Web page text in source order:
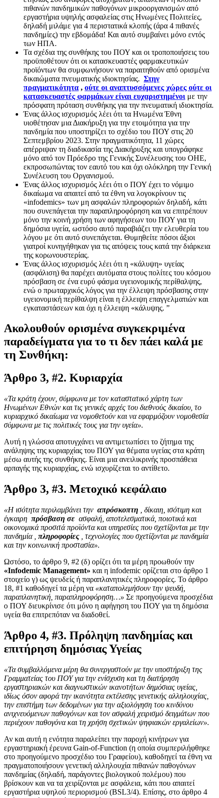
πιθανών πανδημικών παθογόνων μικροοργανισμών από
εργαστήρια υψηλής ασφαλείας στις Ηνωμένες Πολιτείες,
δηλαδή μιλάμε για 4 περιστατικά κλοπής (άρα 4 πιθανές
πανδημίες) την εβδομάδα! Και αυτό συμβαίνει μόνο εντός
των ΗΠΑ.
Τα σχέδια της συνθήκης του ΠΟΥ και οι τροποποιήσεις του
προϋποθέτουν ότι οι κατασκευαστές φαρμακευτικών
προϊόντων θα συμφωνήσουν να παραιτηθούν από ορισμένα
δικαιώματα πνευματικής ιδιοκτησίας. Στην
πραγματικότητα , ούτε οι αναπτυσσόμενες χώρες ούτε οι
κατασκευαστές φαρμάκων είναι ευχαριστημένοι με την
πρόσφατη πρόταση συνθήκης για την πνευματική ιδιοκτησία.
Ένας άλλος ισχυρισμός λέει ότι τα Ηνωμένα Έθνη
υιοθέτησαν μια Διακήρυξη για την ετοιμότητα για την
πανδημία που υποστηρίζει το σχέδιο του ΠΟΥ στις 20
Σεπτεμβρίου 2023. Στην πραγματικότητα, 11 χώρες
απέρριψαν τη διαδικασία της Διακήρυξης και υπογράφηκε
μόνο από τον Πρόεδρο της Γενικής Συνέλευσης του ΟΗΕ,
εκπροσωπώντας τον εαυτό του και όχι ολόκληρη την Γενική
Συνέλευση του Οργανισμού.
Ένας άλλος ισχυρισμός λέει ότι ο ΠΟΥ έχει το νόμιμο
δικαίωμα να απαιτεί από τα έθνη να λογοκρίνουν τις
«infodemics» των μη ασφαλών πληροφοριών δηλαδή, κάτι
που συνεπάγεται την παραπληροφόρηση και να επιτρέπουν
μόνο την κοινή χρήση των αφηγήσεων του ΠΟΥ για τη
δημόσια υγεία, ωστόσο αυτό παραβιάζει την ελευθερία του
λόγου με ότι αυτό συνεπάγεται. Θυμηθείτε πόσοι άξιοι
γιατροί κυνηγήθηκαν για τις απόψεις τους κατά την διάρκεια
της κορωνουστερίας.
Ένας άλλος ισχυρισμός λέει ότι η «κάλυψη» υγείας
(ασφάλιση) θα παρέχει αυτόματα στους πολίτες του κόσμου
πρόσβαση σε ένα ευρύ φάσμα υγειονομικής περίθαλψης,
ενώ ο πρωταρχικός λόγος για την έλλειψη πρόσβασης στην
υγειονομική περίθαλψη είναι η έλλειψη επαγγελματιών και
εγκαταστάσεων και όχι η έλλειψη «κάλυψης. ”
Ακολουθούν ορισμένα συγκεκριμένα
παραδείγματα για το τι δεν πάει καλά με
τη Συνθήκη:
Άρθρο 3, #2. Κυριαρχία
«Τα κράτη έχουν, σύμφωνα με τον καταστατικό χάρτη των
Ηνωμένων Εθνών και τις γενικές αρχές του διεθνούς δικαίου, το
κυριαρχικό δικαίωμα να νομοθετούν και να εφαρμόζουν νομοθεσία
σύμφωνα με τις πολιτικές τους για την υγεία».
Αυτή η γλώσσα αποτυγχάνει να αντιμετωπίσει το ζήτημα της
ανάληψης της κυριαρχίας του ΠΟΥ για θέματα υγείας στα κράτη
μέσω αυτής της συνθήκης. Είναι μια ανειλικρινής προσπάθεια
αρπαγής της κυριαρχίας, ενώ ισχυρίζεται το αντίθετο.
Άρθρο 3, #3. Μετοχικό κεφάλαιο
«Η ισότητα περιλαμβάνει την απρόσκοπτη , δίκαιη, ισότιμη και
έγκαιρη πρόσβαση σε ασφαλή, αποτελεσματικά, ποιοτικά και
οικονομικά προσιτά προϊόντα και υπηρεσίες που σχετίζονται με την
πανδημία , πληροφορίες , τεχνολογίες που σχετίζονται με πανδημία
και την κοινωνική προστασία».
Ωστόσο, το άρθρο 9, #2 (δ) ορίζει ότι τα μέρη προωθούν την
«Infodemic Management» και η infodemic ορίζεται στο άρθρο 1
στοιχείο γ) ως ψευδείς ή παραπλανητικές πληροφορίες. Το άρθρο
18, #1 καθοδηγεί τα μέρη να «καταπολεμήσουν την ψευδή,
παραπλανητική, παραπληροφόρηση…» Σε προηγούμενα προσχέδια
ο ΠΟΥ διευκρίνισε ότι μόνο η αφήγηση του ΠΟΥ για τη δημόσια
υγεία θα επιτρεπόταν να διαδοθεί.
Άρθρο 4, #3. Πρόληψη πανδημίας και
επιτήρηση δημόσιας Υγείας
«Τα συμβαλλόμενα μέρη θα συνεργαστούν με την υποστήριξη της
Γραμματείας του ΠΟΥ για την ενίσχυση και τη διατήρηση
εργαστηριακών και διαγνωστικών ικανοτήτων δημόσιας υγείας,
ιδίως όσον αφορά την ικανότητα εκτέλεσης γενετικής αλληλουχίας,
την επιστήμη των δεδομένων για την αξιολόγηση του κινδύνου
ανιχνευόμενων παθογόνων και τον ασφαλή χειρισμό δειγμάτων που
περιέχουν παθογόνα και τη χρήση σχετικών ψηφιακών εργαλείων».
Αν και αυτή η ενότητα παραλείπει την παροχή κινήτρων για
εργαστηριακή έρευνα Gain-of-Function (η οποία συμπεριλήφθηκε
στο προηγούμενο προσχέδιο του Γραφείου), καθοδηγεί τα έθνη να
πραγματοποιήσουν γενετική αλληλουχία πιθανών παθογόνων
πανδημίας (δηλαδή, παράγοντες βιολογικού πολέμου) που
βρίσκουν και να τα χειρίζονται με ασφάλεια, κάτι που απαιτεί
εργαστήρια υψηλού περιορισμού (BSL3/4). Επίσης, στο άρθρο 4